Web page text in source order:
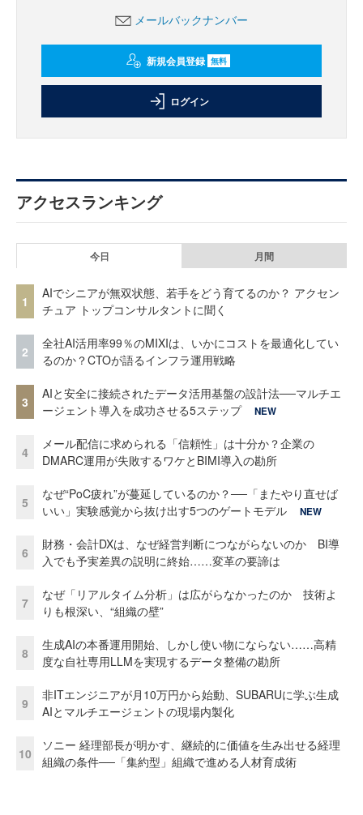
メールバックナンバー
新規会員登録 無料
ログイン
アクセスランキング
今日 月間
1
AIでシニアが無双状態、若手をどう育てるのか？ アクセン
チュア トップコンサルタントに聞く
2
全社AI活用率99％のMIXIは、いかにコストを最適化してい
るのか？CTOが語るインフラ運用戦略
3
AIと安全に接続されたデータ活用基盤の設計法──マルチエ
ージェント導入を成功させる5ステップ
NEW
4
メール配信に求められる「信頼性」は十分か？企業の
DMARC運用が失敗するワケとBIMI導入の勘所
5
なぜ“PoC疲れ”が蔓延しているのか？──「またやり直せば
いい」実験感覚から抜け出す5つのゲートモデル
NEW
6
財務・会計DXは、なぜ経営判断につながらないのか BI導
入でも予実差異の説明に終始……変革の要諦は
7
なぜ「リアルタイム分析」は広がらなかったのか 技術よ
りも根深い、“組織の壁”
8
生成AIの本番運用開始、しかし使い物にならない……高精
度な自社専用LLMを実現するデータ整備の勘所
9
非ITエンジニアが月10万円から始動、SUBARUに学ぶ生成
AIとマルチエージェントの現場内製化
10
ソニー 経理部長が明かす、継続的に価値を生み出せる経理
組織の条件──「集約型」組織で進める人材育成術